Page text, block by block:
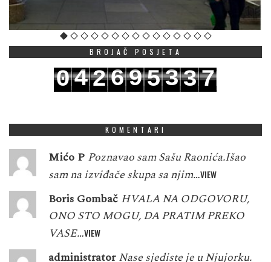
BROJAČ POSJETA
042695337
KOMENTARI
Mićo P Poznavao sam Sašu Raonića.Išao
sam na izviđače skupa sa njim…VIEW
Boris Gombač HVALA NA ODGOVORU,
ONO STO MOGU, DA PRATIM PREKO
VASE…VIEW
administrator Nase sjediste je u Njujorku.